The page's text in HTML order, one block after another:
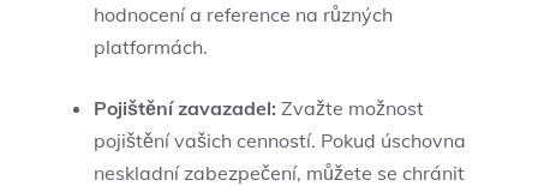
hodnocení a reference na různých
platformách.
Pojištění zavazadel: Zvažte možnost
pojištění vašich cenností. Pokud úschovna
neskladní zabezpečení, můžete se chránit